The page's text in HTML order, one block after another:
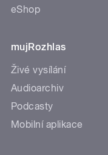
eShop
mujRozhlas
Živé vysílání
Audioarchiv
Podcasty
Mobilní aplikace